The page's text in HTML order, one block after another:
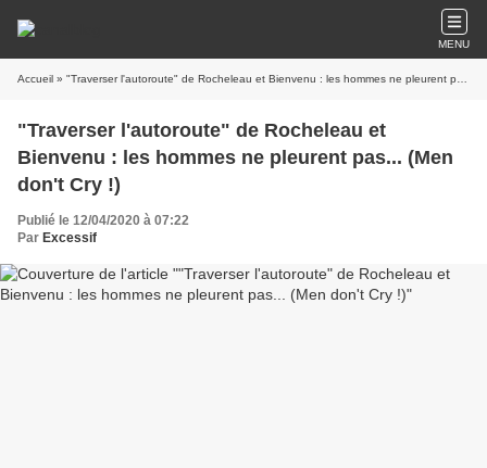
MENU
Accueil » "Traverser l'autoroute" de Rocheleau et Bienvenu : les hommes ne pleurent pas... (Men don't Cry !)
"Traverser l'autoroute" de Rocheleau et
Bienvenu : les hommes ne pleurent pas... (Men
don't Cry !)
Publié le 12/04/2020 à 07:22
Par Excessif